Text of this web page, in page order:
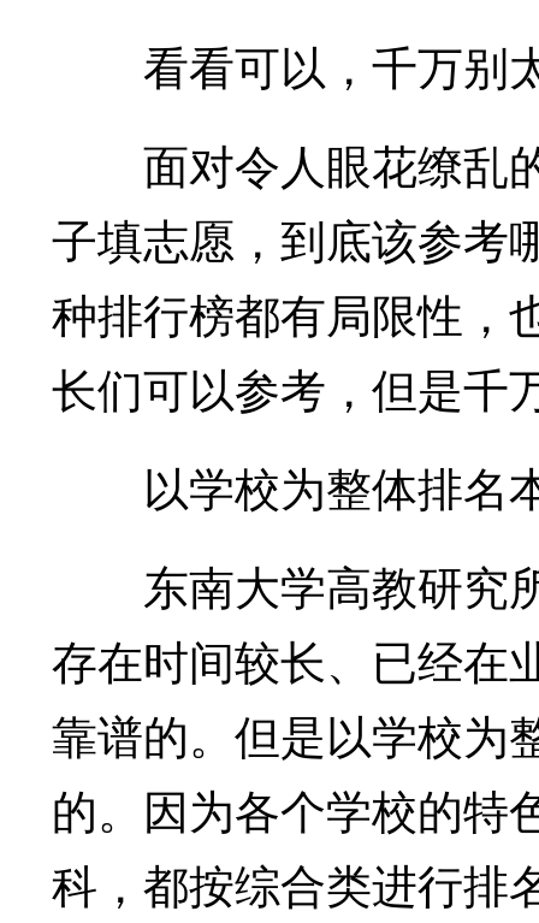
看看可以，千万别
面对令人眼花缭乱
子填志愿，到底该参考
种排行榜都有局限性，
长们可以参考，但是千
以学校为整体排名
东南大学高教研究
存在时间较长、已经在
靠谱的。但是以学校为
的。因为各个学校的特
科，都按综合类进行排